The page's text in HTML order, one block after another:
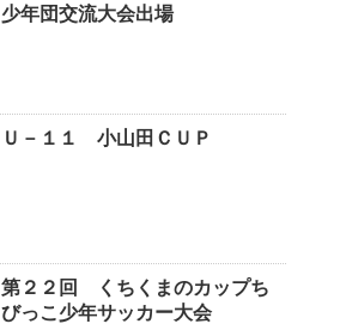
少年団交流大会出場
Ｕ－１１ 小山田ＣＵＰ
第２２回 くちくまのカップち
びっこ少年サッカー大会